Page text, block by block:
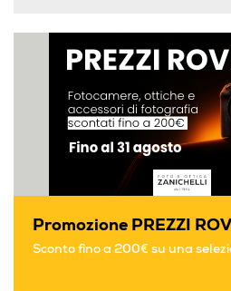
Promozione PREZZI
Sconto fino a 200€ su una